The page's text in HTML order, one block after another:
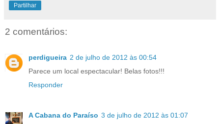
Partilhar
2 comentários:
perdigueira 2 de julho de 2012 às 00:54
Parece um local espectacular! Belas fotos!!!
Responder
A Cabana do Paraíso 3 de julho de 2012 às 01:07